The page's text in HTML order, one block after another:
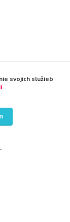
svojich služieb
.
.